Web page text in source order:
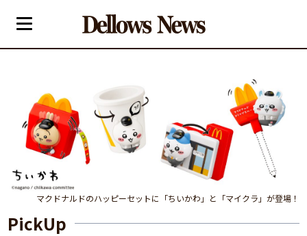
PickUp
マクドナルドのハッピーセットに「ちいかわ」と「マイクラ」が登場！